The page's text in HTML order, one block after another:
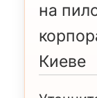
на
Киеве